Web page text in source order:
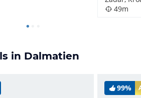
49m
in Dalmatien
99%